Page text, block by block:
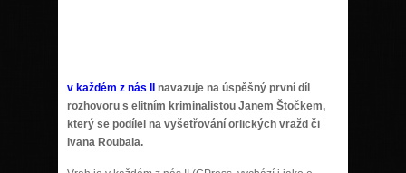
v každém z nás II navazuje na úspěšný první díl
rozhovoru s elitním kriminalistou Janem Štočkem,
který se podílel na vyšetřování orlických vražd či
Ivana Roubala.